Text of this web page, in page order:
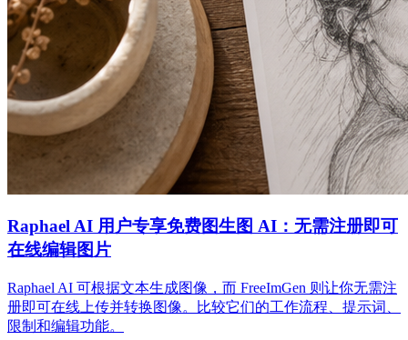
Raphael AI 用户专享免费图生图 AI：无需注册即可
在线编辑图片
Raphael AI 可根据文本生成图像，而 FreeImGen 则让你无需注
册即可在线上传并转换图像。比较它们的工作流程、提示词、
限制和编辑功能。